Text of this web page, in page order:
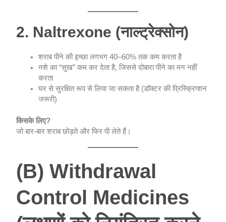
2. Naltrexone (नाल्ट्रेक्सोन)
शराब पीने की इच्छा लगभग 40–60% तक कम करता है
नशे का “सुख” कम कर देता है, जिससे दोबारा पीने का मन नहीं
करता
घर से सुरक्षित रूप से लिया जा सकता है (डॉक्टर की प्रिस्क्रिप्शन
जरूरी)
किसके लिए?
जो बार-बार शराब छोड़ते और फिर पी लेते हैं।
(B) Withdrawal
Control Medicines